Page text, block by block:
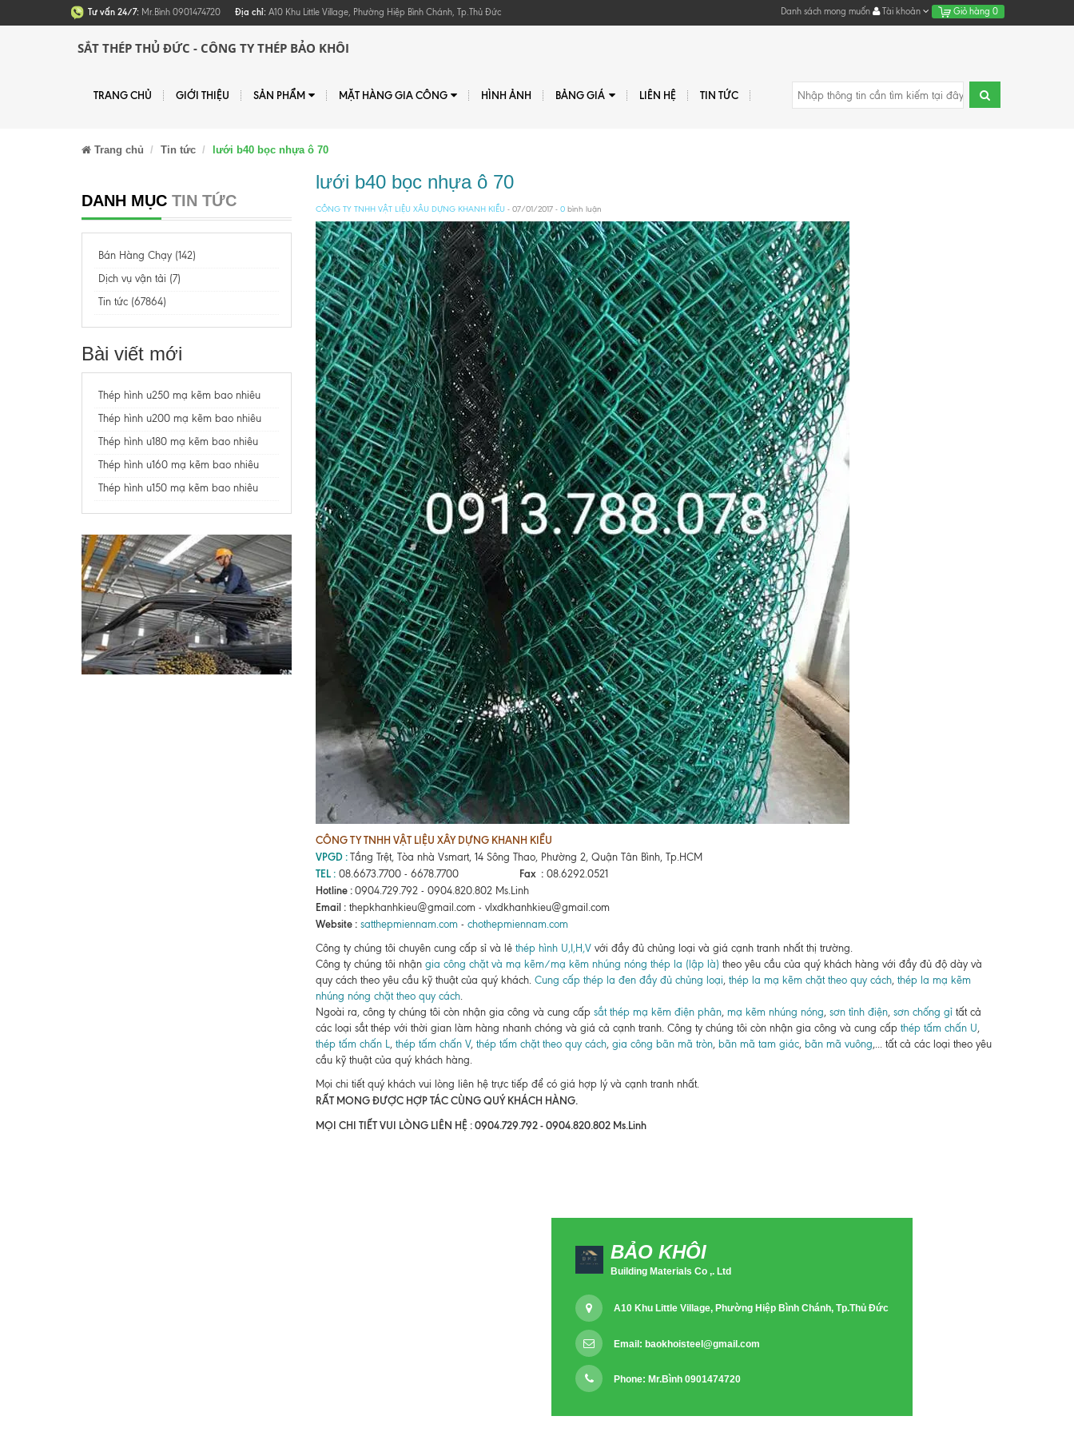
Tư vấn 24/7: Mr.Bình 0901474720 Địa chỉ: A10 Khu Little Village, Phường Hiệp Bình Chánh, Tp.Thủ Đức Danh sách mong muốn Tài khoản Giỏ hàng 0
SẮT THÉP THỦ ĐỨC - CÔNG TY THÉP BẢO KHÔI
TRANG CHỦ GIỚI THIỆU SẢN PHẨM MẶT HÀNG GIA CÔNG HÌNH ẢNH BẢNG GIÁ LIÊN HỆ TIN TỨC
Trang chủ Tin tức lưới b40 bọc nhựa ô 70
DANH MỤC TIN TỨC
Bán Hàng Chạy (142)
Dịch vụ vận tải (7)
Tin tức (67864)
Bài viết mới
Thép hình u250 mạ kẽm bao nhiêu
Thép hình u200 mạ kẽm bao nhiêu
Thép hình u180 mạ kẽm bao nhiêu
Thép hình u160 mạ kẽm bao nhiêu
Thép hình u150 mạ kẽm bao nhiêu
lưới b40 bọc nhựa ô 70
CÔNG TY TNHH VẬT LIỆU XÂU DỰNG KHANH KIỀU - 07/01/2017 - 0bình luận
CÔNG TY TNHH VẬT LIỆU XÂY DỰNG KHANH KIỀU
VPGD : Tầng Trệt, Tòa nhà Vsmart, 14 Sông Thao, Phường 2, Quận Tân Bình, Tp.HCM
TEL :08.6673.7700 - 6678.7700 Fax :08.6292.0521
Hotline : 0904.729.792 - 0904.820.802 Ms.Linh
Email :thepkhanhkieu@gmail.com - vlxdkhanhkieu@gmail.com
Website : satthepmiennam.com- chothepmiennam.com
Công ty chúng tôi chuyên cung cấp sỉ và lẻ thép hình U,I,H,Vvới đầy đủ chủng loại và giá cạnh tranh nhất thị trường.
Công ty chúng tôi nhận gia công chặt và mạ kẽm/mạ kẽm nhúng nóng thép la (lập là) theo yêu cầu của quý khách hàng với đầy đủ độ dày và
quy cách theo yêu cầu kỹ thuật của quý khách. Cung cấp thép la đen đầy đủ chủng loại, thép la mạ kẽm chặt theo quy cách, thép la mạ kẽm
nhúng nóng chặt theo quy cách.
Ngoài ra, công ty chúng tôi còn nhận gia công và cung cấp sắt thép mạ kẽm điện phân, mạ kẽm nhúng nóng, sơn tỉnh điện, sơn chống gỉtất cả
các loại sắt thép với thời gian làm hàng nhanh chóng và giá cả cạnh tranh. Công ty chúng tôi còn nhận gia công và cung cấp thép tấm chấn U,
thép tấm chấn L, thép tấm chấn V, thép tấm chặt theo quy cách, gia công bãn mã tròn, bãn mã tam giác, bãn mã vuông,... tất cả các loại theo yêu
cầu kỹ thuật của quý khách hàng.
Mọi chi tiết quý khách vui lòng liên hệ trực tiếp để có giá hợp lý và cạnh tranh nhất.
RẤT MONG ĐƯỢC HỢP TÁC CÙNG QUÝ KHÁCH HÀNG.
MỌI CHI TIẾT VUI LÒNG LIÊN HỆ : 0904.729.792 - 0904.820.802 Ms.Linh
BẢO KHÔI
Building Materials Co ,. Ltd
A10 Khu Little Village, Phường Hiệp Bình Chánh, Tp.Thủ Đức
Email:baokhoisteel@gmail.com
Phone: Mr.Bình 0901474720